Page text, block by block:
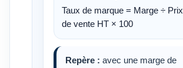
Taux de marque = Marge ÷ Prix
de vente HT × 100
Repère : avec une marge de